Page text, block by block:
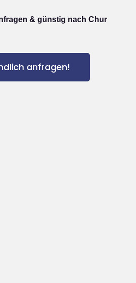
& günstig nach Chur
anfragen!